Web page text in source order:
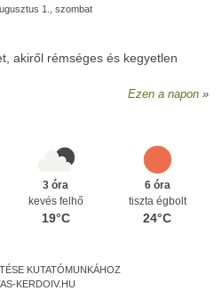
1., szombat
akiről rémséges és kegyetlen
Ezen a napon
3 óra
kevés felhő
19°C
6 óra
tiszta égbolt
24°C
KUTATÓMUNKÁHOZ
KERDOIV.HU